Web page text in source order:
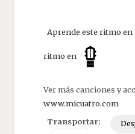
Aprende este ritmo en
ritmo en
Ver más canciones y
www.micuatro.com
Transportar: